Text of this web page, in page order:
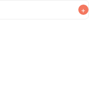
+
べくお早めにお召